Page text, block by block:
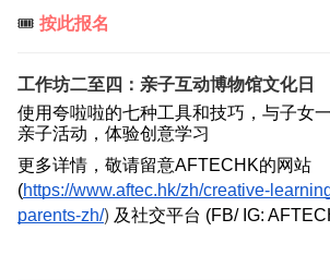
🎟️ 按此报名
工作坊二至四：亲子互动博物馆文化日
使用夸啦啦的七种工具和技巧，与子女
亲子活动，体验创意学习
更多详情，敬请留意AFTECHK的网站
(https://www.aftec.hk/zh/creative-
parents-zh/) 及社交平台 (FB/ IG: